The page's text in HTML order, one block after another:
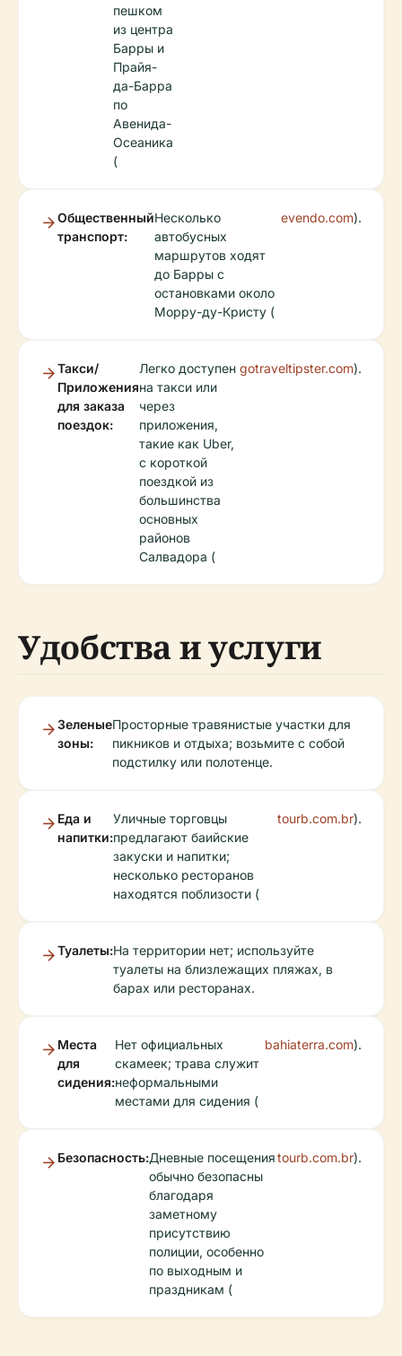
пешком
из центра
Барры и
Прайя-
да-Барра
по
Авенида-
Осеаника
(
Общественный
транспорт:
Несколько
автобусных
маршрутов ходят
до Барры с
остановками около
Морру-ду-Кристу (
evendo.com).
Такси/
Приложения
для заказа
поездок:
Легко доступен
на такси или
через
приложения,
такие как Uber,
с короткой
поездкой из
большинства
основных
районов
Салвадора (
gotraveltipster.com).
Удобства и услуги
Зеленые
зоны:
Просторные травянистые участки для
пикников и отдыха; возьмите с собой
подстилку или полотенце.
Еда и
напитки:
Уличные торговцы
предлагают баийские
закуски и напитки;
несколько ресторанов
находятся поблизости (
tourb.com.br).
Туалеты:На территории нет; используйте
туалеты на близлежащих пляжах, в
барах или ресторанах.
Места
для
сидения:
Нет официальных
скамеек; трава служит
неформальными
местами для сидения (
bahiaterra.com).
Безопасность:Дневные посещения
обычно безопасны
благодаря
заметному
присутствию
полиции, особенно
по выходным и
праздникам (
tourb.com.br).